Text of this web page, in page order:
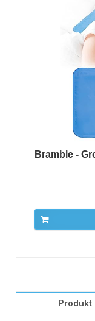
Bramble -
Produkt